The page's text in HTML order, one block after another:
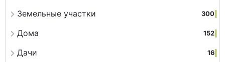
Земельные участки 300
Дома 152
Дачи 16